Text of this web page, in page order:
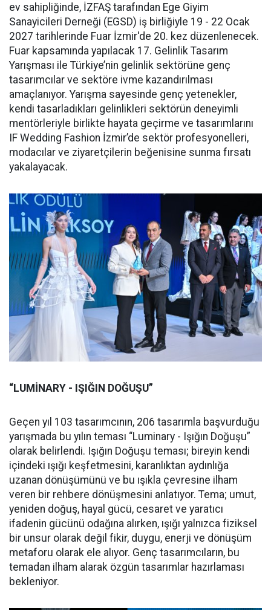
ev sahipliğinde, İZFAŞ tarafından Ege Giyim
Sanayicileri Derneği (EGSD) iş birliğiyle 19 - 22 Ocak
2027 tarihlerinde Fuar İzmir'de 20. kez düzenlenecek.
Fuar kapsamında yapılacak 17. Gelinlik Tasarım
Yarışması ile Türkiye’nin gelinlik sektörüne genç
tasarımcılar ve sektöre ivme kazandırılması
amaçlanıyor. Yarışma sayesinde genç yetenekler,
kendi tasarladıkları gelinlikleri sektörün deneyimli
mentörleriyle birlikte hayata geçirme ve tasarımlarını
IF Wedding Fashion İzmir’de sektör profesyonelleri,
modacılar ve ziyaretçilerin beğenisine sunma fırsatı
yakalayacak.
“LUMİNARY - IŞIĞIN DOĞUŞU”
Geçen yıl 103 tasarımcının, 206 tasarımla başvurduğu
yarışmada bu yılın teması “Luminary - Işığın Doğuşu”
olarak belirlendi. Işığın Doğuşu teması; bireyin kendi
içindeki ışığı keşfetmesini, karanlıktan aydınlığa
uzanan dönüşümünü ve bu ışıkla çevresine ilham
veren bir rehbere dönüşmesini anlatıyor. Tema; umut,
yeniden doğuş, hayal gücü, cesaret ve yaratıcı
ifadenin gücünü odağına alırken, ışığı yalnızca fiziksel
bir unsur olarak değil fikir, duygu, enerji ve dönüşüm
metaforu olarak ele alıyor. Genç tasarımcıların, bu
temadan ilham alarak özgün tasarımlar hazırlaması
bekleniyor.